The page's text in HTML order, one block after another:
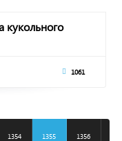
кукольного
1061
1354 1355 1356